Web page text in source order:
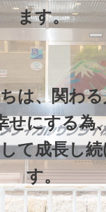
ます。
は、関わる
せにする為
て成長し
す。